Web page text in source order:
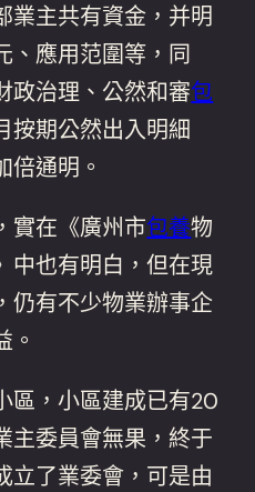
業主共有資金，并明
、應用范圍等，同
政治理、公然和審包
按期公然出入明細
倍通明。
實在《廣州市包養物
中也有明白，但在現
仍有不少物業辦事企
。
區，小區建成已有20
主委員會無果，終于
立了業委會，可是由